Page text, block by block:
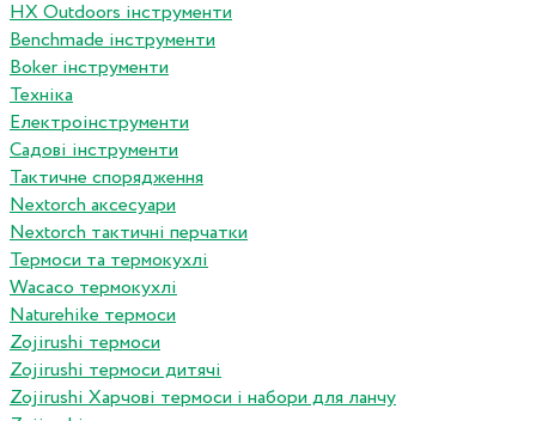
HX Outdoors інструменти
Benchmade інструменти
Boker інструменти
Техніка
Електроінструменти
Садові інструменти
Тактичне спорядження
Nextorch аксесуари
Nextorch тактичні перчатки
Термоси та термокухлі
Wacaco термокухлі
Naturehike термоси
Zojirushi термоси
Zojirushi термоси дитячі
Zojirushi Харчові термоси і набори для ланчу